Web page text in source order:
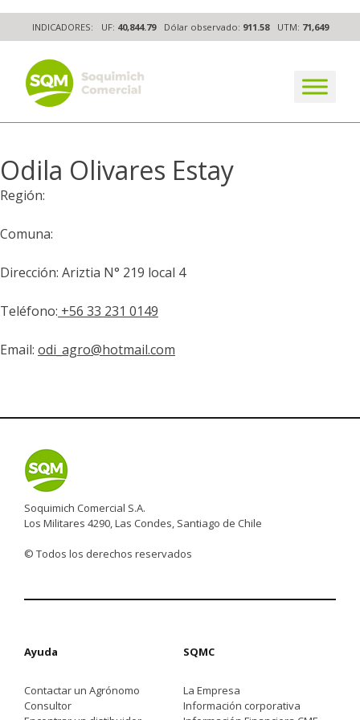
to
content
INDICADORES: UF: 40,844.79 Dólar observado: 911.58 UTM: 71,649
The worldwide business formula
Odila Olivares Estay
Región:
Comuna:
Dirección: Ariztia N° 219 local 4
Teléfono: +56 33 231 0149
Email: odi_agro@hotmail.com
Soquimich Comercial S.A.
Los Militares 4290, Las Condes, Santiago de Chile
© Todos los derechos reservados
Ayuda
Contactar un Agrónomo
Consultor
SQMC
La Empresa
Información corporativa